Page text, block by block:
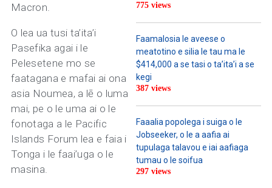
Macron.
O lea ua tusi ta’ita’i
Pasefika agai i le
Pelesetene mo se
faatagana e mafai ai ona
asia Noumea, a lē o luma
mai, pe o le uma ai o le
fonotaga a le Pacific
Islands Forum lea e faia i
Tonga i le faai’uga o le
masina.
775 views
Faamalosia le aveese o
meatotino e silia le tau ma le
$414,000 a se tasi o ta’ita’i a se
kegi
387 views
Faaalia popolega i suiga o le
Jobseeker, o le a aafia ai
tupulaga talavou e iai aafiaga
tumau o le soifua
297 views